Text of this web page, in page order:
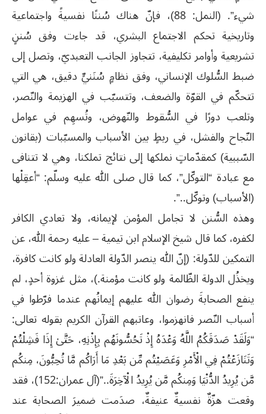
شيء”. (النمل: 88)، فإنّ هناك سُننًا نفسيةً واجتماعية
وتاريخية تحكم الاجتماع البشري، قد جاءت وفق سُننٍ
تشريعية وأوامر تكليفية، تتجاوز الجانب التعبديّ، وتصل إلى
ضبط السُّلوك الإنساني، وفق نظامٍ سُنَنيٍّ دقيق، هي التي
تتحكّم في القوّة والضعف، وتتسبّب في الهزيمة والنّصر،
وتلعب دورًا في السُّقوط والنّهوض، وتُسهِم في عوامل
النّجاح والفشل، في ربطٍ بين الأسباب والمسبّبات (بقانون
السّببية) كمقدّماتٍ نملكها إلى نتائج تملكنا، وهي لا تتنافى
مع عبادة “التوكّل”، كما قال صلى الله عليه وسلّم: “أعقِلْها
(الأسباب) وتوكّل..”.
وهذه السُّنن لا تجامل المؤمن لإيمانه، ولا تعادي الكافر
لكفره، كما قال شيخ الإسلام ابن تيمية – عليه رحمة الله، عن
التمكين للدّولة: (إنّ الله ينصر الدّولة العادلة ولو كانت كافرة،
ويخذُل الدولة الظّالمة ولو كانت مؤمنة.)، مثل غزوة أحدٍ، لم
ينفع الصحابةَ رضوان الله عليهم إيمانُهم عندما فرّطوا في
أسباب النّصر فانهزموا، وعاتبهم القرآن الكريم بقوله تعالى:
“وَلَقَدْ صَدَقَكُمُ اللَّهُ وَعْدَهُ إِذْ تَحُسُّونَهُم بِإِذْنِهِ، حَتَّىٰ إِذَا فَشِلْتُمْ
وَتَنَازَعْتُمْ فِي الْأَمْرِ وَعَصَيْتُم مِّن بَعْدِ مَا أَرَاكُم مَّا تُحِبُّونَ، مِنكُم
مَّن يُرِيدُ الدُّنْيَا وَمِنكُم مَّن يُرِيدُ الْآخِرَةَ..”(آل عمران:152)، فقد
وقعت هزّةٌ نفسيةٌ عنيفةٌ، صدَمت ضميرَ الصحابة عند